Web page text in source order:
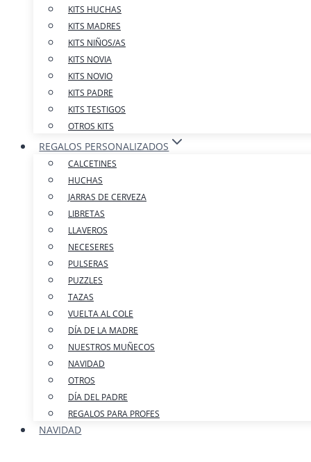
KITS HUCHAS
KITS MADRES
KITS NIÑOS/AS
KITS NOVIA
KITS NOVIO
KITS PADRE
KITS TESTIGOS
OTROS KITS
REGALOS PERSONALIZADOS
CALCETINES
HUCHAS
JARRAS DE CERVEZA
LIBRETAS
LLAVEROS
NECESERES
PULSERAS
PUZZLES
TAZAS
VUELTA AL COLE
DÍA DE LA MADRE
NUESTROS MUÑECOS
NAVIDAD
OTROS
DÍA DEL PADRE
REGALOS PARA PROFES
NAVIDAD